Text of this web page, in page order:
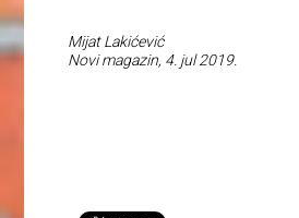
Mijat Lakićević
Novi magazin, 4. jul 2019.